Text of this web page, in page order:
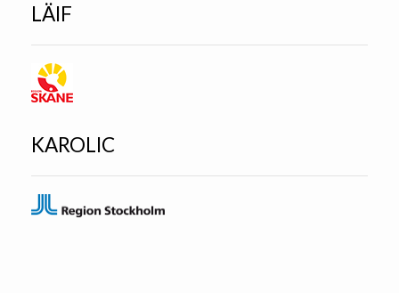
LÄIF
KAROLIC